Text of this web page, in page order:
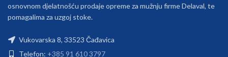
osnovnom djelatnošću prodaje opreme za mužnju firme Delaval, te
pomagalima za uzgoj stoke.
Vukovarska 8, 33523 Čađavica
Telefon: +385 91 610 3797